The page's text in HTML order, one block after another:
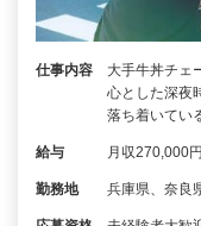
仕事内容
大手牛丼チェ
心とした深夜
落ち着いてい
給与 月収270,000
勤務地 兵庫県、奈良